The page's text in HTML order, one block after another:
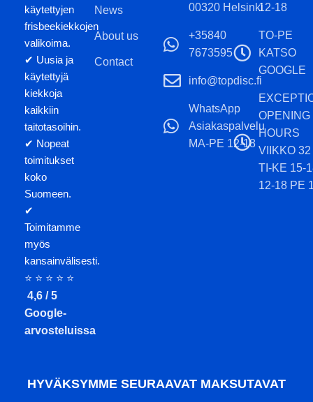
käytettyjen
frisbeekiekkojen
valikoima.
✔ Uusia ja
käytettyjä
kiekkoja
kaikkiin
taitotasoihin.
✔ Nopeat
toimitukset
koko
Suomeen.
✔
Toimitamme
myös
kansainvälisesti.
⭐ ⭐ ⭐ ⭐ ⭐
4,6 / 5
Google-
arvosteluissa
News
About us
Contact
00320 Helsinki
+35840
7673595
info@topdisc.fi
WhatsApp
Asiakaspalvelu
MA-PE 12-18
12-18
TO-PE
KATSO
GOOGLE
OPENING
HOURS
VIIKKO 32
TI-KE 15-
12-18 PE
HYVÄKSYMME SEURAAVAT MAKSUTAVAT